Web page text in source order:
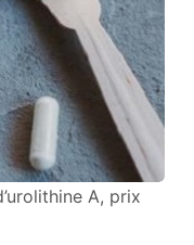
A, prix